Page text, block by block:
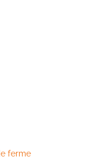
ferme